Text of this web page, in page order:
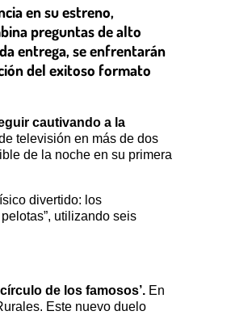
en su estreno,
preguntas de alto
entrega, se enfrentarán
del exitoso formato
cautivando a la
televisión en más de dos
de la noche en su primera
divertido: los
utilizando seis
de los famosos’. En
Este nuevo duelo